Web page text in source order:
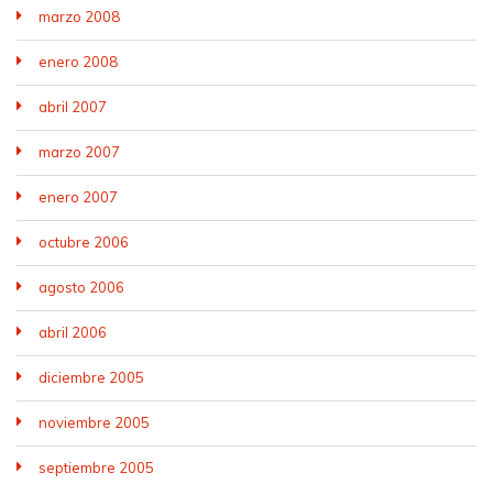
marzo 2008
enero 2008
abril 2007
marzo 2007
enero 2007
octubre 2006
agosto 2006
abril 2006
diciembre 2005
noviembre 2005
septiembre 2005